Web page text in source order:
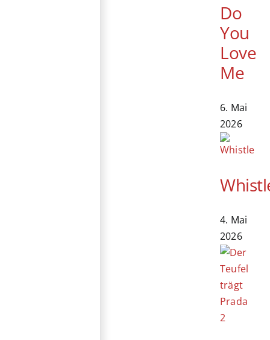
Do
You
Love
Me
6. Mai
2026
4. Mai
2026